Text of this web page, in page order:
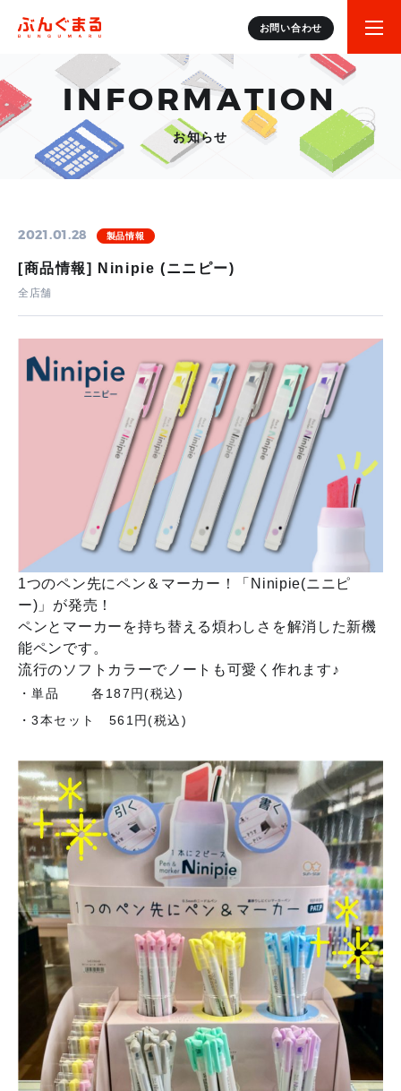
お問い合わせ
INFORMATION
お知らせ
2021.01.28 製品情報
[商品情報] Ninipie (ニニピー)
全店舗
1つのペン先にペン＆マーカー！「Ninipie(ニニピ
ー)」が発売！
ペンとマーカーを持ち替える煩わしさを解消した新機
能ペンです。
流行のソフトカラーでノートも可愛く作れます♪
・単品 各187円(税込)
・3本セット 561円(税込)